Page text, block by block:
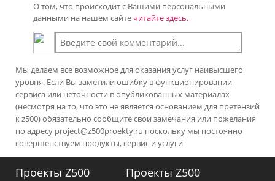
О том, что происходит с Вашими персональными
данными на нашем сайте читайте здесь.
Мы делаем все возможное для оказания услуг наивысшего
уровня. Если Вы заметили ошибку в функционировании
сервиса или неточности в опубликованных материалах
(несмотря на то, что это не является основанием для претензий
к z500) обязательно сообщите свои замечания или пожелания
по адресу project@z500proekty.ru поскольку мы постоянно
совершенствуем продукты, сервис и услуги
Проекты Z500 Проекты Z500